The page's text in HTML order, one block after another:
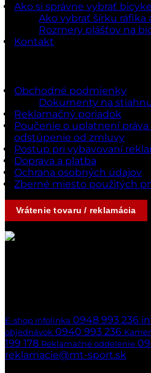
Ako si správne vybrať bicykel
Ako vybrať šírku ráfika
Rozmery plášťov na
Kontakt
Obchodné podmienky
Dokumenty na
Reklamačný poriadok
Poučenie o uplatnení
odstúpenie od zmluvy
Postup pri vybavovaní
Doprava a platba
Ochrana osobných údajov
Zberné miesto použitých
Vrátenie tovaru / reklamácia
E-shop infolinka 0948 993 236
objednávok 0940 993 236
199 178 Reklamačné oddelenie
reklamacie@mt-sport.sk